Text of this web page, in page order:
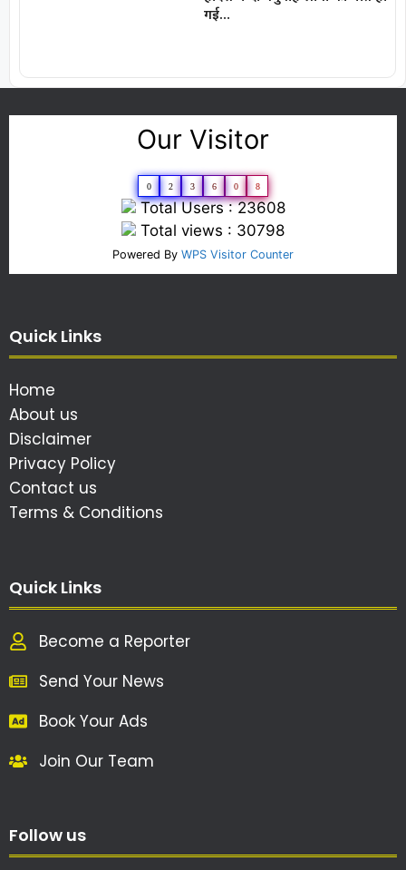
गई…
Our Visitor
0 2 3 6 0 8
Total Users : 23608
Total views : 30798
Powered By WPS Visitor Counter
Quick Links
Home
About us
Disclaimer
Privacy Policy
Contact us
Terms & Conditions
Quick Links
Become a Reporter
Send Your News
Book Your Ads
Join Our Team
Follow us